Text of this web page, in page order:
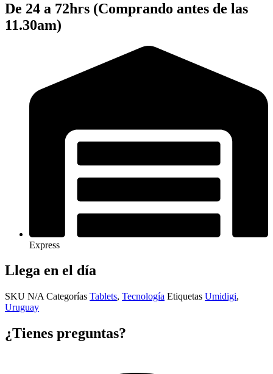
De 24 a 72hrs (Comprando antes de las
11.30am)
Express
Llega en el día
SKU N/A Categorías Tablets, Tecnología Etiquetas Umidigi,
Uruguay
¿Tienes preguntas?